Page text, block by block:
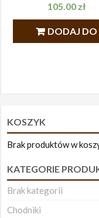
105.00 zł
DODAJ DO
KOSZYK
Brak produktów w
KATEGORIE
Brak kategorii
Chodniki